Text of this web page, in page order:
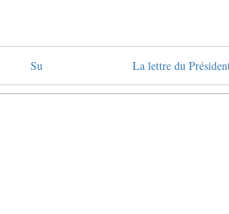
Su La lettre du